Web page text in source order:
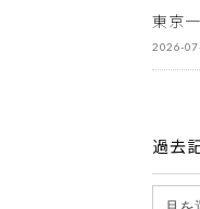
東京
2026-
過去